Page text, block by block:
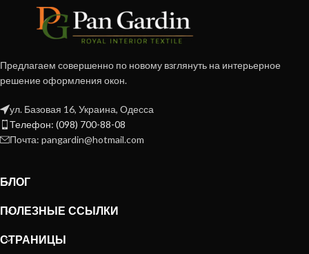
Предлагаем совершенно по новому взглянуть на интерьерное
решение оформления окон.
ул. Базовая 16, Украина, Одесса
Телефон: (098) 700-88-08
Почта: pangardin@hotmail.com
БЛОГ
ПОЛЕЗНЫЕ ССЫЛКИ
СТРАНИЦЫ